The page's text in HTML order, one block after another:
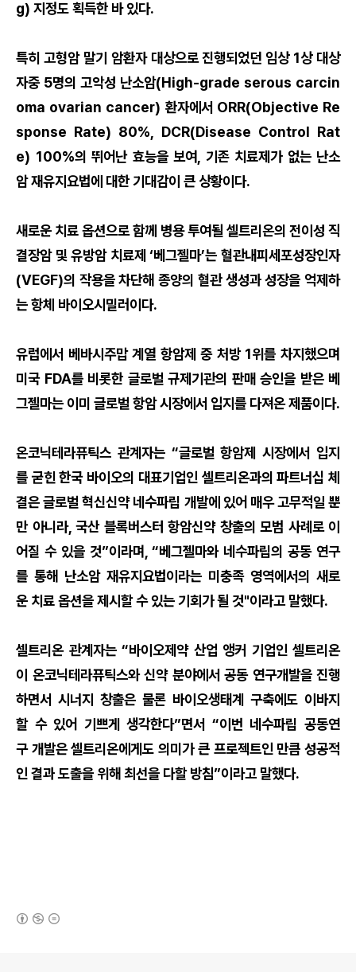
g) 지정도 획득한 바 있다.
특히 고형암 말기 암환자 대상으로 진행되었던 임상 1상 대상
자중 5명의 고악성 난소암(High-grade serous carcin
oma ovarian cancer) 환자에서 ORR(Objective Re
sponse Rate) 80%, DCR(Disease Control Rat
e) 100%의 뛰어난 효능을 보여, 기존 치료제가 없는 난소
암 재유지요법에 대한 기대감이 큰 상황이다.
새로운 치료 옵션으로 함께 병용 투여될 셀트리온의 전이성 직
결장암 및 유방암 치료제 ‘베그젤마’는 혈관내피세포성장인자
(VEGF)의 작용을 차단해 종양의 혈관 생성과 성장을 억제하
는 항체 바이오시밀러이다.
유럽에서 베바시주맙 계열 항암제 중 처방 1위를 차지했으며
미국 FDA를 비롯한 글로벌 규제기관의 판매 승인을 받은 베
그젤마는 이미 글로벌 항암 시장에서 입지를 다져온 제품이다.
온코닉테라퓨틱스 관계자는 “글로벌 항암제 시장에서 입지
를 굳힌 한국 바이오의 대표기업인 셀트리온과의 파트너십 체
결은 글로벌 혁신신약 네수파립 개발에 있어 매우 고무적일 뿐
만 아니라, 국산 블록버스터 항암신약 창출의 모범 사례로 이
어질 수 있을 것”이라며, “베그젤마와 네수파립의 공동 연구
를 통해 난소암 재유지요법이라는 미충족 영역에서의 새로
운 치료 옵션을 제시할 수 있는 기회가 될 것"이라고 말했다.
셀트리온 관계자는 “바이오제약 산업 앵커 기업인 셀트리온
이 온코닉테라퓨틱스와 신약 분야에서 공동 연구개발을 진행
하면서 시너지 창출은 물론 바이오생태계 구축에도 이바지
할 수 있어 기쁘게 생각한다”면서 “이번 네수파립 공동연
구 개발은 셀트리온에게도 의미가 큰 프로젝트인 만큼 성공적
인 결과 도출을 위해 최선을 다할 방침”이라고 말했다.